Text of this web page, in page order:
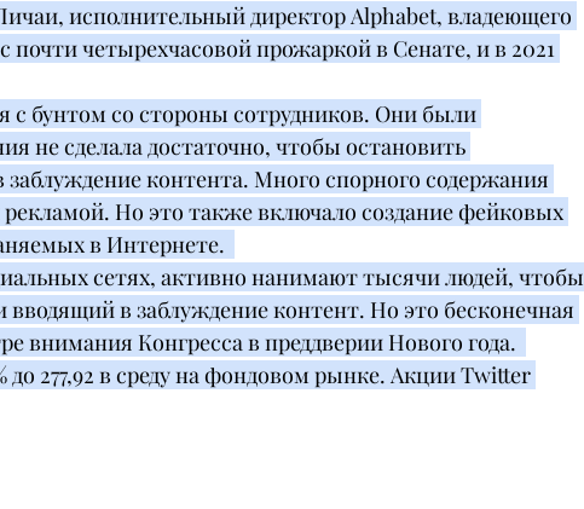
исполнительный директор Alphabet, владеющего
почти четырехчасовой прожаркой в Сенате, и в 2021
с бунтом со стороны сотрудников. Они были
не сделала достаточно, чтобы остановить
заблуждение контента. Много спорного содержания
Но это также включало создание фейковых
в Интернете.
сетях, активно нанимают тысячи людей, чтобы
в заблуждение контент. Но это бесконечная
внимания Конгресса в преддверии Нового года.
до 277,92 в среду на фондовом рынке. Акции Twitter